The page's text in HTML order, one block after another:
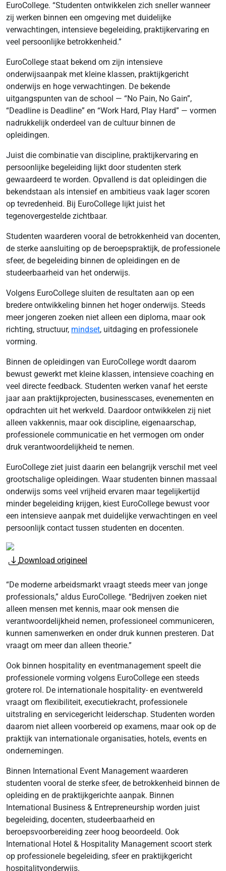
EuroCollege. “Studenten ontwikkelen zich sneller wanneer
zij werken binnen een omgeving met duidelijke
verwachtingen, intensieve begeleiding, praktijkervaring en
veel persoonlijke betrokkenheid.”
EuroCollege staat bekend om zijn intensieve
onderwijsaanpak met kleine klassen, praktijkgericht
onderwijs en hoge verwachtingen. De bekende
uitgangspunten van de school — “No Pain, No Gain”,
“Deadline is Deadline” en “Work Hard, Play Hard” — vormen
nadrukkelijk onderdeel van de cultuur binnen de
opleidingen.
Juist die combinatie van discipline, praktijkervaring en
persoonlijke begeleiding lijkt door studenten sterk
gewaardeerd te worden. Opvallend is dat opleidingen die
bekendstaan als intensief en ambitieus vaak lager scoren
op tevredenheid. Bij EuroCollege lijkt juist het
tegenovergestelde zichtbaar.
Studenten waarderen vooral de betrokkenheid van docenten,
de sterke aansluiting op de beroepspraktijk, de professionele
sfeer, de begeleiding binnen de opleidingen en de
studeerbaarheid van het onderwijs.
Volgens EuroCollege sluiten de resultaten aan op een
bredere ontwikkeling binnen het hoger onderwijs. Steeds
meer jongeren zoeken niet alleen een diploma, maar ook
richting, structuur, mindset, uitdaging en professionele
vorming.
Binnen de opleidingen van EuroCollege wordt daarom
bewust gewerkt met kleine klassen, intensieve coaching en
veel directe feedback. Studenten werken vanaf het eerste
jaar aan praktijkprojecten, businesscases, evenementen en
opdrachten uit het werkveld. Daardoor ontwikkelen zij niet
alleen vakkennis, maar ook discipline, eigenaarschap,
professionele communicatie en het vermogen om onder
druk verantwoordelijkheid te nemen.
EuroCollege ziet juist daarin een belangrijk verschil met veel
grootschalige opleidingen. Waar studenten binnen massaal
onderwijs soms veel vrijheid ervaren maar tegelijkertijd
minder begeleiding krijgen, kiest EuroCollege bewust voor
een intensieve aanpak met duidelijke verwachtingen en veel
persoonlijk contact tussen studenten en docenten.
Download origineel
“De moderne arbeidsmarkt vraagt steeds meer van jonge
professionals,” aldus EuroCollege. “Bedrijven zoeken niet
alleen mensen met kennis, maar ook mensen die
verantwoordelijkheid nemen, professioneel communiceren,
kunnen samenwerken en onder druk kunnen presteren. Dat
vraagt om meer dan alleen theorie.”
Ook binnen hospitality en eventmanagement speelt die
professionele vorming volgens EuroCollege een steeds
grotere rol. De internationale hospitality- en eventwereld
vraagt om flexibiliteit, executiekracht, professionele
uitstraling en servicegericht leiderschap. Studenten worden
daarom niet alleen voorbereid op examens, maar ook op de
praktijk van internationale organisaties, hotels, events en
ondernemingen.
Binnen International Event Management waarderen
studenten vooral de sterke sfeer, de betrokkenheid binnen de
opleiding en de praktijkgerichte aanpak. Binnen
International Business & Entrepreneurship worden juist
begeleiding, docenten, studeerbaarheid en
beroepsvoorbereiding zeer hoog beoordeeld. Ook
International Hotel & Hospitality Management scoort sterk
op professionele begeleiding, sfeer en praktijkgericht
hospitalityonderwijs.